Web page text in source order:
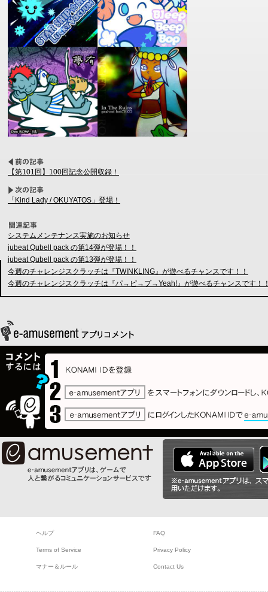
【第101回】100回記念公開収録！
「Kind Lady / OKUYATOS」登場！
システムメンテナンス実施のお知らせ
jubeat Qubell pack の第14弾が登場！！
jubeat Qubell pack の第13弾が登場！！
今週のチャレンジスクラッチは『TWINKLING』が遊べるチャンスです！！
今週のチャレンジスクラッチは『パ→ピ→プ→Yeah!』が遊べるチャンスです！
ヘルプ FAQ
Terms of Service Privacy Policy
マナー＆ルール Contact Us